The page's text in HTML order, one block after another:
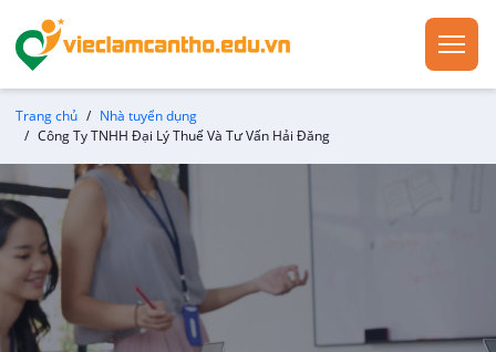
Trang chủ
Nhà tuyển dụng
Công Ty TNHH Đại Lý Thuế Và Tư Vấn Hải Đăng